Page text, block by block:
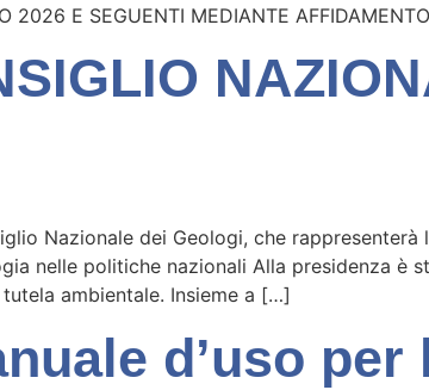
2026 E SEGUENTI MEDIANTE
Nazionale dei Geologi, che
nelle politiche nazionali Alla presidenza è
ambientale. Insieme a […]
d’uso per